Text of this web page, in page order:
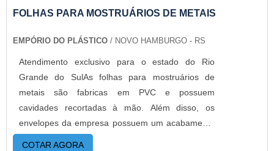
FOLHAS PARA MOSTRUÁRIOS DE METAIS
EMPÓRIO DO PLÁSTICO / NOVO HAMBURGO - RS
Atendimento exclusivo para o estado do Rio
Grande do SulAs folhas para mostruários de
metais são fabricas em PVC e possuem
cavidades recortadas à mão. Além disso, os
envelopes da empresa possuem um acabamento
diferenciado que colabora na boa apresentação
COTAR AGORA